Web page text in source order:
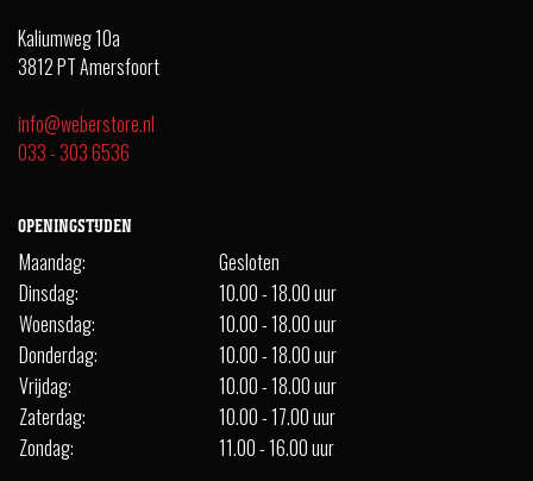
Kaliumweg 10a
3812 PT Amersfoort
info@weberstore.nl
033 - 303 6536
OPENINGSTIJDEN
Maandag:
Gesloten
Dinsdag:
10.00 - 18.00 uur
Woensdag:
10.00 - 18.00 uur
Donderdag:
10.00 - 18.00 uur
Vrijdag:
10.00 - 18.00 uur
Zaterdag:
10.00 - 17.00 uur
Zondag:
11.00 - 16.00 uur